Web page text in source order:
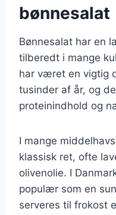
bønnesalat
Bønnesalat har en
tilberedt i mange
har været en vigtig
tusinder af år, og
proteinindhold og
I mange
klassisk ret, ofte
olivenolie. I
populær som en
serveres til frokost